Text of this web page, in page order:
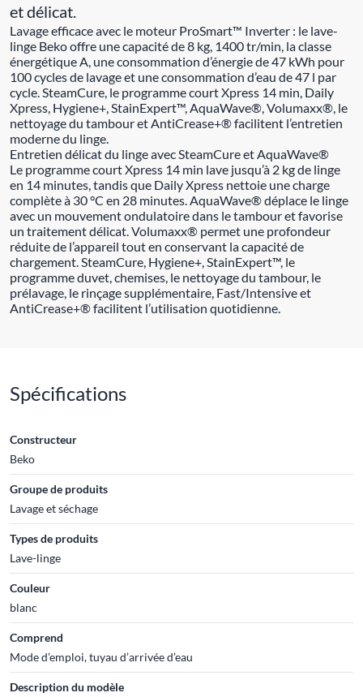
et délicat.
Lavage efficace avec le moteur ProSmart™ Inverter : le lave-
linge Beko offre une capacité de 8 kg, 1400 tr/min, la classe
énergétique A, une consommation d’énergie de 47 kWh pour
100 cycles de lavage et une consommation d’eau de 47 l par
cycle. SteamCure, le programme court Xpress 14 min, Daily
Xpress, Hygiene+, StainExpert™, AquaWave®, Volumaxx®, le
nettoyage du tambour et AntiCrease+® facilitent l’entretien
moderne du linge.
Entretien délicat du linge avec SteamCure et AquaWave®
Le programme court Xpress 14 min lave jusqu’à 2 kg de linge
en 14 minutes, tandis que Daily Xpress nettoie une charge
complète à 30 °C en 28 minutes. AquaWave® déplace le linge
avec un mouvement ondulatoire dans le tambour et favorise
un traitement délicat. Volumaxx® permet une profondeur
réduite de l’appareil tout en conservant la capacité de
chargement. SteamCure, Hygiene+, StainExpert™, le
programme duvet, chemises, le nettoyage du tambour, le
prélavage, le rinçage supplémentaire, Fast/Intensive et
AntiCrease+® facilitent l’utilisation quotidienne.
Spécifications
Constructeur
Beko
Groupe de produits
Lavage et séchage
Types de produits
Lave-linge
Couleur
blanc
Comprend
Mode d’emploi, tuyau d’arrivée d’eau
Description du modèle